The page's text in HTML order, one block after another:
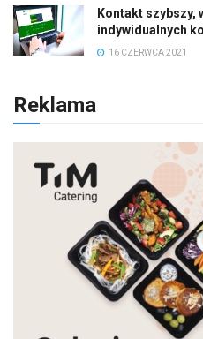
Kontakt szybszy,
indywidualnych
16 CZERWCA 2021
Reklama